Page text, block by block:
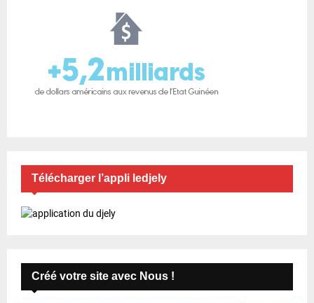
Télécharger l’appli ledjely
Créé votre site avec Nous !